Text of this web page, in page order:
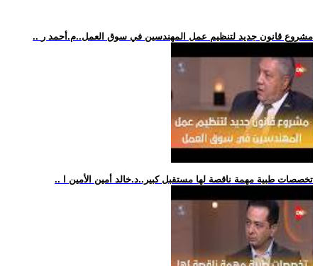
.. مشروع قانون جديد لتنظيم عمل المهندسين في سوق العمل..م.أحمد ر
.. تخصصات طبية مهمة ناقصة لها مستقبل كبير..د.خالد أمين الأمين ا